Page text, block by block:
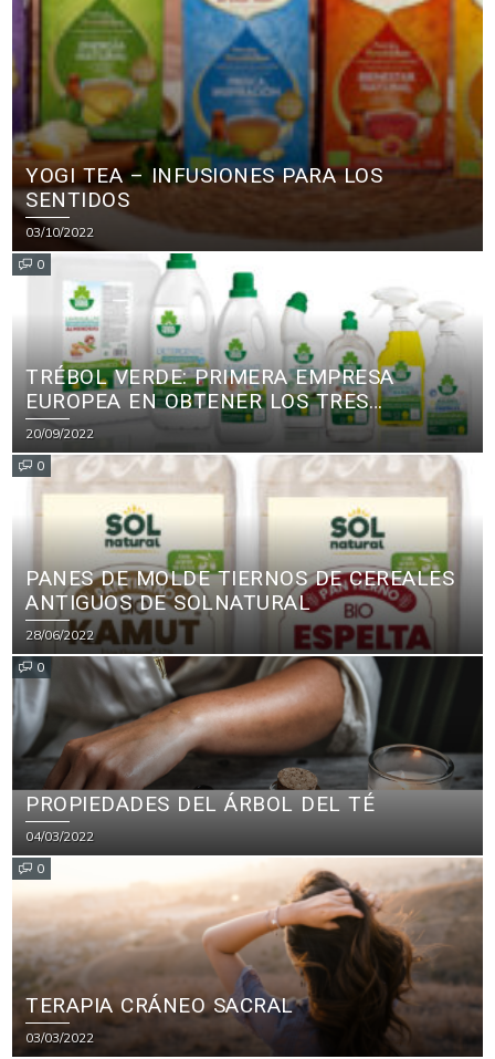
YOGI TEA – INFUSIONES PARA LOS
SENTIDOS
03/10/2022
0
TRÉBOL VERDE: PRIMERA EMPRESA
EUROPEA EN OBTENER LOS TRES
PRINCIPALES CERTIFICADOS ECOLÓGICOS
PARA PRODUCTOS DE LIMPIEZA
20/09/2022
0
PANES DE MOLDE TIERNOS DE CEREALES
ANTIGUOS DE SOLNATURAL
28/06/2022
0
PROPIEDADES DEL ÁRBOL DEL TÉ
04/03/2022
0
TERAPIA CRÁNEO SACRAL
03/03/2022